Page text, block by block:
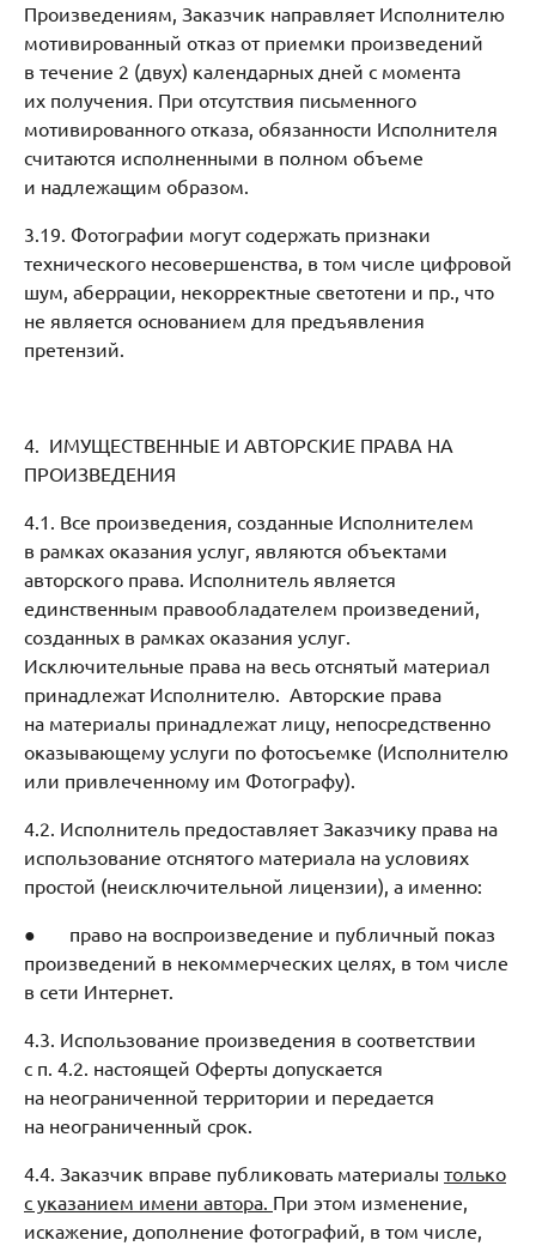
Произведениям, Заказчик направляет Исполнителю
мотивированный отказ от приемки произведений
в течение 2 (двух) календарных дней с момента
их получения. При отсутствия письменного
мотивированного отказа, обязанности Исполнителя
считаются исполненными в полном объеме
и надлежащим образом.
3.19. Фотографии могут содержать признаки
технического несовершенства, в том числе цифровой
шум, аберрации, некорректные светотени и пр., что
не является основанием для предъявления
претензий.
4. ИМУЩЕСТВЕННЫЕ И АВТОРСКИЕ ПРАВА НА
ПРОИЗВЕДЕНИЯ
4.1. Все произведения, созданные Исполнителем
в рамках оказания услуг, являются объектами
авторского права. Исполнитель является
единственным правообладателем произведений,
созданных в рамках оказания услуг.
Исключительные права на весь отснятый материал
принадлежат Исполнителю. Авторские права
на материалы принадлежат лицу, непосредственно
оказывающему услуги по фотосъемке (Исполнителю
или привлеченному им Фотографу).
4.2. Исполнитель предоставляет Заказчику права на
использование отснятого материала на условиях
простой (неисключительной лицензии), а именно:
● право на воспроизведение и публичный показ
произведений в некоммерческих целях, в том числе
в сети Интернет.
4.3. Использование произведения в соответствии
с п. 4.2. настоящей Оферты допускается
на неограниченной территории и передается
на неограниченный срок.
4.4. Заказчик вправе публиковать материалы только
с указанием имени автора. При этом изменение,
искажение, дополнение фотографий, в том числе,